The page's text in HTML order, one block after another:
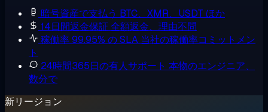
暗号資産で支払う BTC、XMR、USDT ほか
14日間返金保証 全額返金、理由不問
稼働率 99.95% の SLA 当社の稼働率コミットメン
ト
24時間365日の有人サポート 本物のエンジニア、
数分で
新リージョン